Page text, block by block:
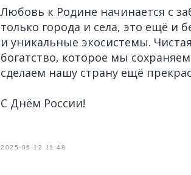
Любовь к Родине начинается с
только города и села, это ещё и
и уникальные экосистемы.
богатство, которое мы
сделаем нашу страну ещё
С Днём России!
2025-06-12 11:48